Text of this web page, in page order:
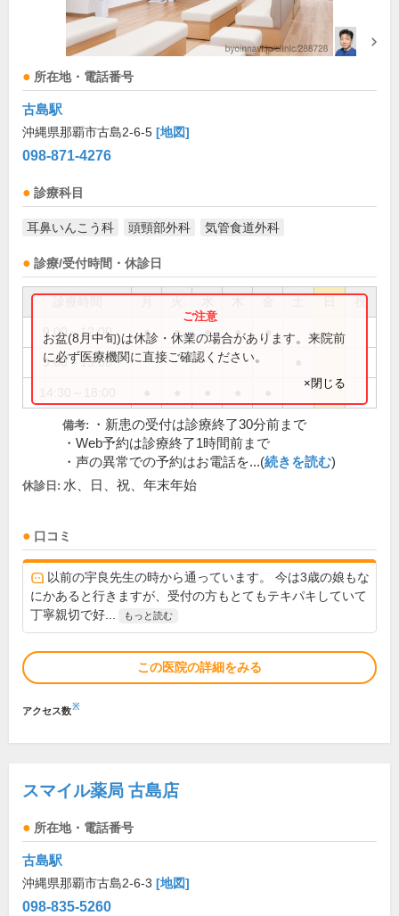
所在地・電話番号
古島駅
沖縄県那覇市古島2-6-5 [地図]
098-871-4276
診療科目
耳鼻いんこう科 頭頸部外科 気管食道外科
診療/受付時間・休診日
祝
9:00～12:00 ● ● ● ● ●
9:00～13:00
お盆(8月中旬)は休診・休業の場合があります。来院前
に必ず医療機関に直接ご確認ください。
×閉じる
備考:
・新患の受付は診療終了30分前まで
・Web予約は診療終了1時間前まで
・声の異常での予約はお電話を...(続きを読む)
休診日: 水、日、祝、年末年始
口コミ
以前の宇良先生の時から通っています。 今は3歳の娘もな
にかあると行きますが、受付の方もとてもテキパキしていて
丁寧親切で好...
もっと読む
この医院の詳細をみる
アクセス数※
スマイル薬局 古島店
所在地・電話番号
古島駅
沖縄県那覇市古島2-6-3 [地図]
098-835-5260